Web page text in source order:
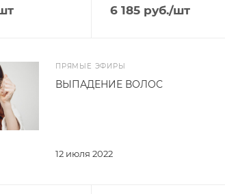
6 185руб./шт
ПРЯМЫЕ ЭФИРЫ
12 июля 2022
ВЫПАДЕНИЕ ВОЛОС